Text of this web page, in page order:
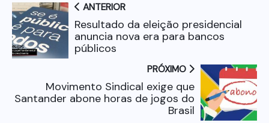
ANTERIOR
Resultado da eleição presidencial
anuncia nova era para bancos
públicos
PRÓXIMO
Movimento Sindical exige que
Santander abone horas de jogos do
Brasil